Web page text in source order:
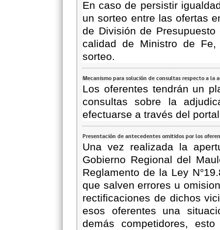
En caso de persistir
un sorteo entre las ofertas
de División de
calidad de Ministro de
sorteo.
Mecanismo para solución de consultas respecto a la
Los oferentes tendrán un
consultas sobre la
efectuarse a través del
Presentación de antecedentes omitidos por los
Una vez realizada la
Gobierno Regional del
Reglamento de la Ley
que salven errores u
rectificaciones de dichos
esos oferentes una
demás competidores,